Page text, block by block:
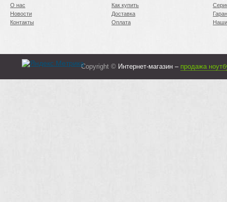
О нас
Новости
Контакты
Как купить
Доставка
Оплата
Copyright © Интернет-магазин – продажа